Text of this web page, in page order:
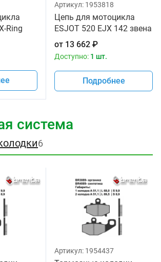
Ring
Артикул: 1953818
Цепь для мотоцикла
ESJOT 520 EJX 142 звена
от 13 662 ₽
Доступно: 1 шт.
Подробнее
система
6
Артикул: 1954437